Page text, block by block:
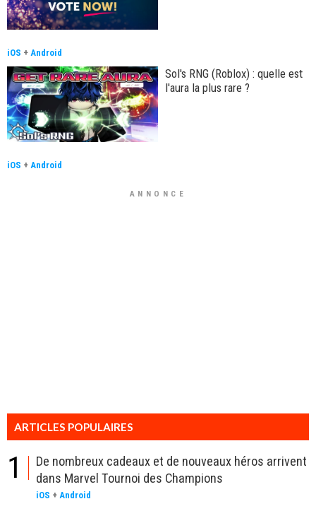
iOS + Android
Sol's RNG (Roblox) : quelle est
l'aura la plus rare ?
iOS + Android
ANNONCE
ARTICLES POPULAIRES
1
De nombreux cadeaux et de nouveaux héros arrivent
dans Marvel Tournoi des Champions
iOS + Android